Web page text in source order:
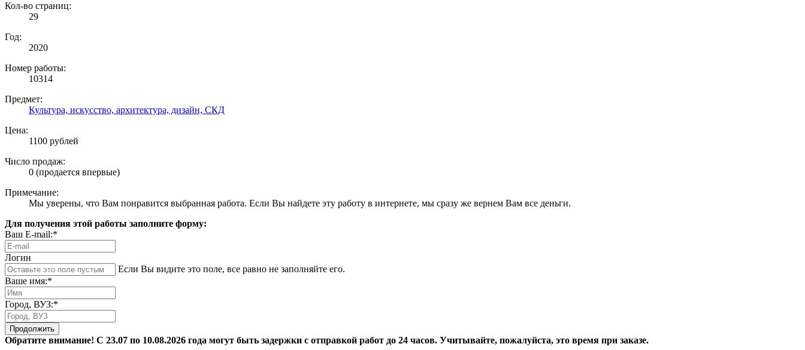
Кол-во страниц:
29
Год:
2020
Номер работы:
10314
Предмет:
Культура, искусство, архитектура, дизайн, СКД
Цена:
1100 рублей
Число продаж:
0 (продается впервые)
Примечание:
Мы уверены, что Вам понравится выбранная работа. Если Вы найдете эту работу в интернете, мы сразу же вернем Вам все деньги.
Для получения этой работы заполните форму:
Ваш E-mail:*
Логин
Если Вы видите это поле, все равно не заполняйте его.
Ваше имя:*
Город, ВУЗ:*
Продолжить
Обратите внимание! С 23.07 по 10.08.2026 года могут быть задержки с отправкой работ до 24 часов. Учитывайте, пожалуйста, это время при заказе.